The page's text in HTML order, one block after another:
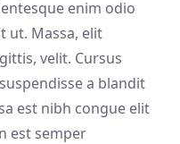
enim odio
ut. Massa, elit
velit. Cursus
a blandit
est nibh congue elit
est semper